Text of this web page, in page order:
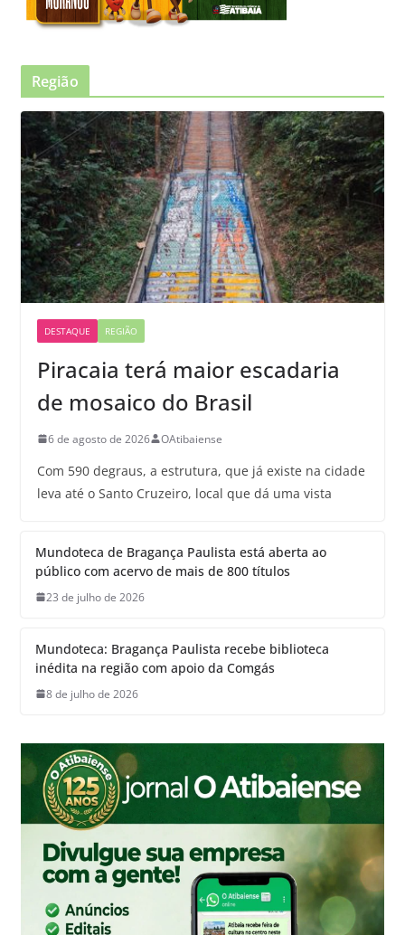
Região
DESTAQUE REGIÃO
Piracaia terá maior escadaria
de mosaico do Brasil
6 de agosto de 2026 OAtibaiense
Com 590 degraus, a estrutura, que já existe na cidade
leva até o Santo Cruzeiro, local que dá uma vista
Mundoteca de Bragança Paulista está aberta ao
público com acervo de mais de 800 títulos
23 de julho de 2026
Mundoteca: Bragança Paulista recebe biblioteca
inédita na região com apoio da Comgás
8 de julho de 2026